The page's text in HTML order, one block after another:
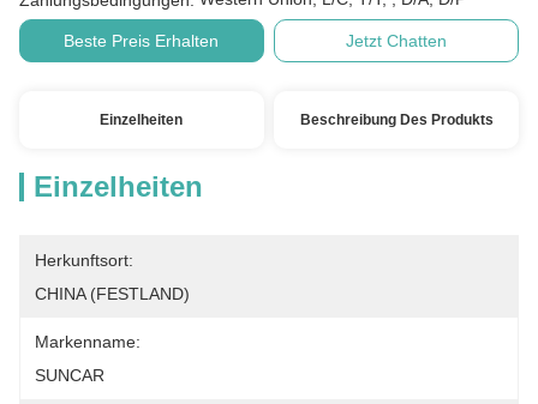
Beste Preis Erhalten Jetzt Chatten
Einzelheiten Beschreibung Des Produkts
Einzelheiten
Herkunftsort:
CHINA (FESTLAND)
Markenname:
SUNCAR